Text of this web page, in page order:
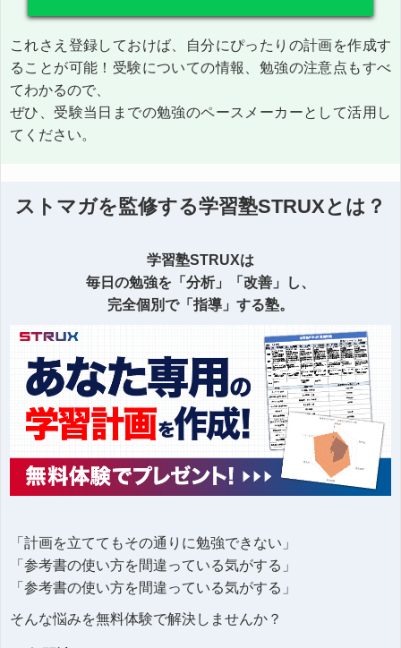
これさえ登録しておけば、自分にぴったりの計画を作成す
ることが可能！受験についての情報、勉強の注意点もすべ
てわかるので、
ぜひ、受験当日までの勉強のペースメーカーとして活用し
てください。
ストマガを監修する学習塾STRUXとは？
学習塾STRUXは
毎日の勉強を「分析」「改善」し、
完全個別で「指導」する塾。
「計画を立ててもその通りに勉強できない」
「参考書の使い方を間違っている気がする」
「参考書の使い方を間違っている気がする」
そんな悩みを無料体験で解決しませんか？